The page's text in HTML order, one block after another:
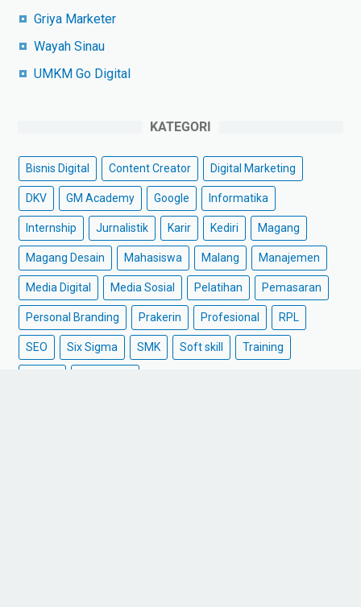
Griya Marketer
Wayah Sinau
UMKM Go Digital
KATEGORI
Bisnis Digital Content Creator Digital Marketing
DKV GM Academy Google Informatika
Internship Jurnalistik Karir Kediri Magang
Magang Desain Mahasiswa Malang Manajemen
Media Digital Media Sosial Pelatihan Pemasaran
Personal Branding Prakerin Profesional RPL
SEO Six Sigma SMK Soft skill Training